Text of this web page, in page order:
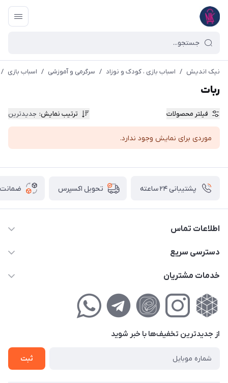
نیک اندیش / اسباب بازی ، کودک و نوزاد / سرگرمی و آموزشی / اسباب بازی /
ربات
فیلتر محصولات ترتیب نمایش: جدیدترین
موردی برای نمایش وجود ندارد.
پشتیبانی ۲۴ ساعته تحویل اکسپرس ضمانت
اطلاعات تماس
02177111474
کوچه گلریز 4 غربی ، پلاک 13
دسترسی سریع
حساب کاربری
لیست محصولات
خدمات مشتریان
راهنمای‌خرید‌آنلاین
حریم خصوصی
فروش‌اقساطی
از جدید‌ترین تخفیف‌ها با‌ خبر شوید
ثبت